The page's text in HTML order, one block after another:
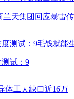
兰天集团回应暴雷
测试：9